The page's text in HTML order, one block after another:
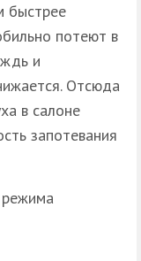
быстрее
потеют в
и
Отсюда
в салоне
запотевания